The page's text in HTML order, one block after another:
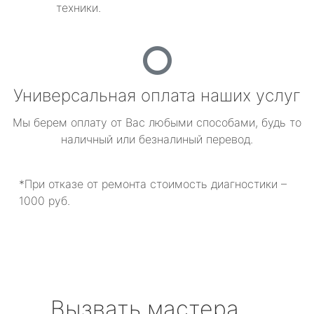
техники.
Универсальная оплата наших услуг
Мы берем оплату от Вас любыми способами, будь то
наличный или безналиный перевод.
*При отказе от ремонта стоимость диагностики –
1000 руб.